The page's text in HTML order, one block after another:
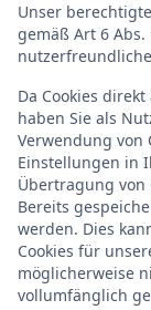
Unser
gemäß Art 6
Da Cookies
haben Sie als
Verwendung von
Einstellungen in
Übertragung von
Bereits
werden. Dies
Cookies für
möglicherweise
vollumfänglich